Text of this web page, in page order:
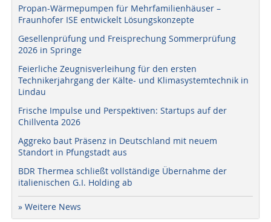
Propan-Wärmepumpen für Mehrfamilienhäuser –
Fraunhofer ISE entwickelt Lösungskonzepte
Gesellenprüfung und Freisprechung Sommerprüfung
2026 in Springe
Feierliche Zeugnisverleihung für den ersten
Technikerjahrgang der Kälte- und Klimasystemtechnik in
Lindau
Frische Impulse und Perspektiven: Startups auf der
Chillventa 2026
Aggreko baut Präsenz in Deutschland mit neuem
Standort in Pfungstadt aus
BDR Thermea schließt vollständige Übernahme der
italienischen G.I. Holding ab
» Weitere News